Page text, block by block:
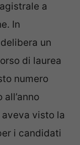
a
In
un
di laurea
numero
visto la
i candidati